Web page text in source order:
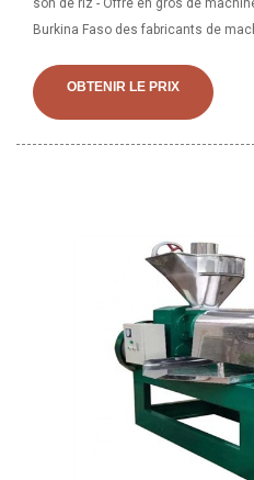
Burkina Faso des fabricants de
OBTENIR LE PRIX